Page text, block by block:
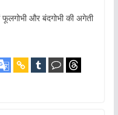
और बंदगोभी की अगेती